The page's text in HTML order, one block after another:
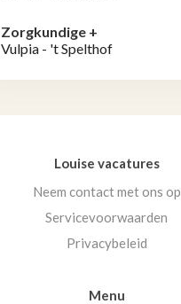
Zorgkundige +
Vulpia - 't Spelthof
Louise vacatures
Neem contact met ons op
Servicevoorwaarden
Privacybeleid
Menu